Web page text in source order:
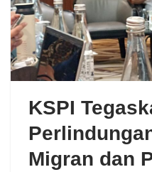
KSPI
Migran dan